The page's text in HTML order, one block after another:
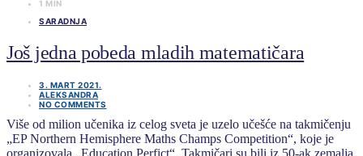
1 MIN
SARADNJA
Još jedna pobeda mladih matematičara
3. MART 2021.
ALEKSANDRA
NO COMMENTS
Više od milion učenika iz celog sveta je uzelo učešće na takmičenju
„EP Northern Hemisphere Maths Champs Competition“, koje je
organizovala „Education Perfict“. Takmičari su bili iz 50-ak zemalja,